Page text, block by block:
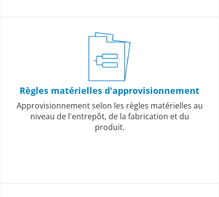
Règles matérielles d'approvisionnement
Approvisionnement selon les règles matérielles au
niveau de l'entrepôt, de la fabrication et du
produit.